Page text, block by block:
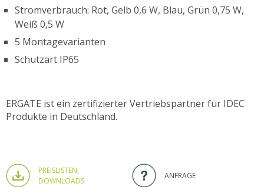
Stromverbrauch: Rot, Gelb 0,6 W, Blau, Grün 0,75 W,
Weiß 0,5 W
5 Montagevarianten
Schutzart IP65
ERGATE ist ein zertifizierter Vertriebspartner für IDEC
Produkte in Deutschland.
PREISLISTEN,
DOWNLOADS
ANFRAGE